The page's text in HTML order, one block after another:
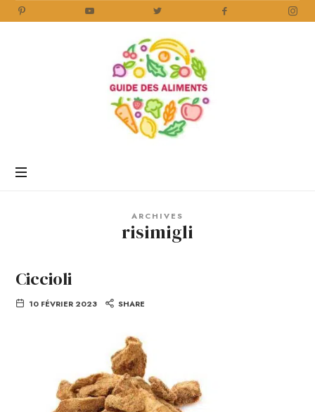
Aliments
ARCHIVES
risimigli
Ciccioli
10 FÉVRIER 2023 SHARE